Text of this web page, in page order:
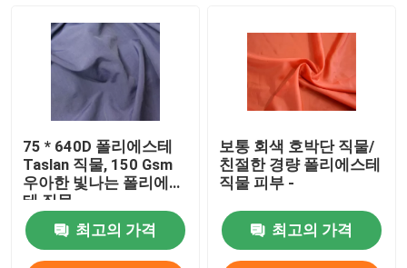
75 * 640D 폴리에스테
Taslan 직물, 150 Gsm
우아한 빛나는 폴리에스
테 직물
최고의 가격
보통 회색 호박단 직물/
친절한 경량 폴리에스테
직물 피부 -
최고의 가격